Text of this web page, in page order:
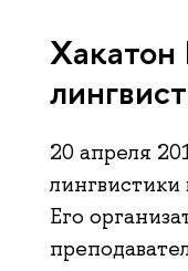
20 апреля
Его